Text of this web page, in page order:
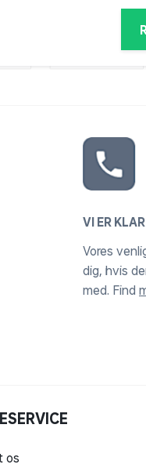
VI ER
Vores
dig, hvis
med. Find
os